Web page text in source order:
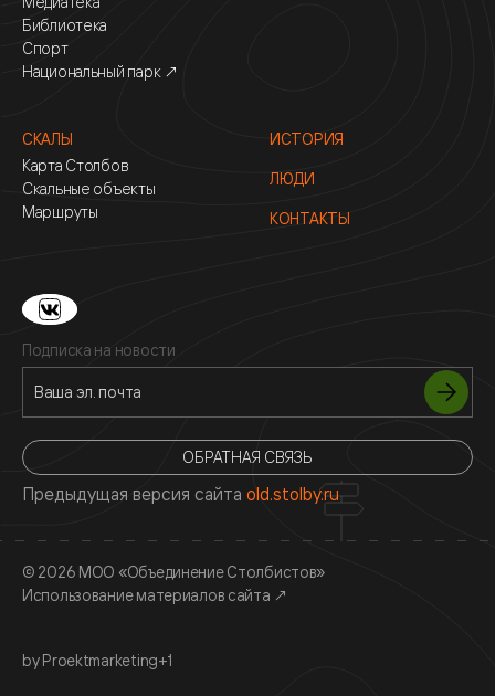
Библиотека
Спорт
Национальный парк ↗
СКАЛЫ
Карта Столбов
Скальные объекты
Маршруты
ИСТОРИЯ
ЛЮДИ
КОНТАКТЫ
Подписка на новости
ОБРАТНАЯ СВЯЗЬ
Предыдущая версия сайта old.stolby.ru
© 2026 МОО «Объединение Столбистов»
Использование материалов сайта ↗
by Proektmarketing+1